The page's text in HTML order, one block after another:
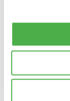
kuvien,
kautta. He
norjalaiseen